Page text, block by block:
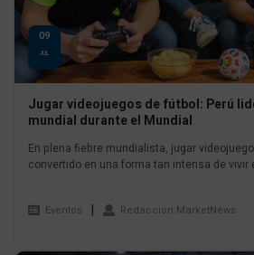
09
JUL
Jugar videojuegos de fútbol: Perú
mundial durante el Mundial
En plena fiebre mundialista, jugar
convertido en una forma tan intensa de vivir
Eventos Redaccion MarketNews